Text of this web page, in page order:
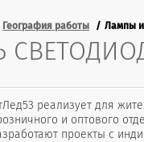
География работы Лампы и
реализует для
и оптового
проекты с